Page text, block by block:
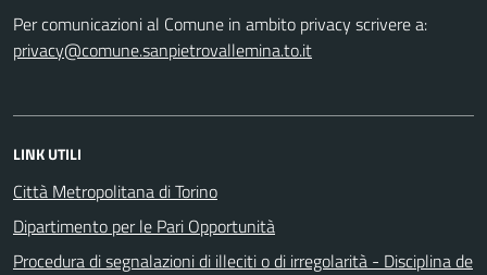
Per comunicazioni al Comune in ambito privacy scrivere a:
privacy@comune.sanpietrovallemina.to.it
LINK UTILI
Città Metropolitana di Torino
Dipartimento per le Pari Opportunità
Procedura di segnalazioni di illeciti o di irregolarità - Disciplina de